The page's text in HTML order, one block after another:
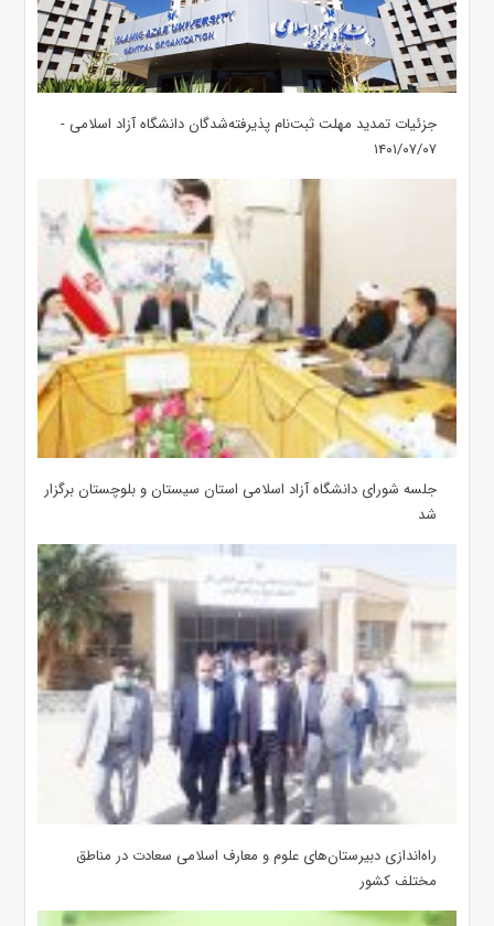
جزئیات تمدید مهلت ثبت‌نام پذیرفته‌شدگان دانشگاه آزاد اسلامی -
۱۴۰۱/۰۷/۰۷
جلسه شورای دانشگاه آزاد اسلامی استان سیستان و بلوچستان برگزار
شد
‌راه‌اندازی دبیرستان‌های علوم و معارف اسلامی سعادت در مناطق
مختلف کشور